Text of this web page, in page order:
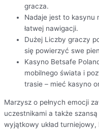
gracza.
Nadaje jest to kasynu
łatwej nawigacji.
Dużej Liczby graczy
się powierzyć swe
Kаsуnо Bеtsаfе
mоbіlnеgо śwіаtа і
trаsіе – mіеć kаsуnо
Marzysz o pełnych emocji
uczestnikami a także szansą
wyjątkowy układ